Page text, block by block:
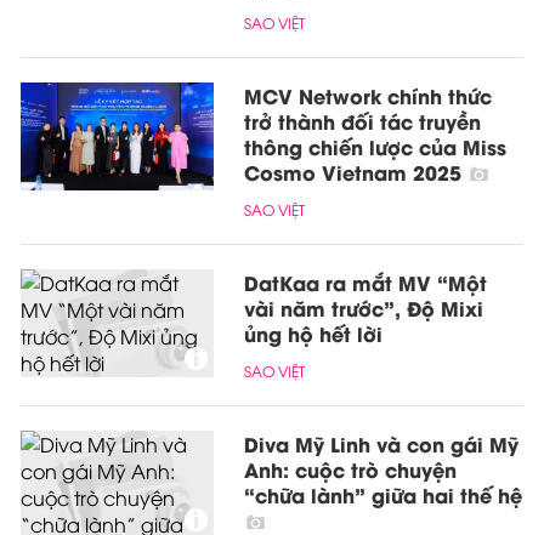
SAO VIỆT
MCV Network chính thức
trở thành đối tác truyền
thông chiến lược của Miss
Cosmo Vietnam 2025
SAO VIỆT
DatKaa ra mắt MV “Một
vài năm trước”, Độ Mixi
ủng hộ hết lời
SAO VIỆT
Diva Mỹ Linh và con gái Mỹ
Anh: cuộc trò chuyện
“chữa lành” giữa hai thế hệ